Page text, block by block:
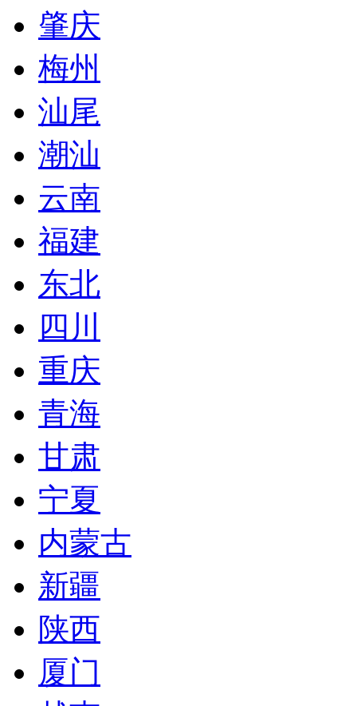
肇庆
梅州
汕尾
潮汕
云南
福建
东北
四川
重庆
青海
甘肃
宁夏
内蒙古
新疆
陕西
厦门